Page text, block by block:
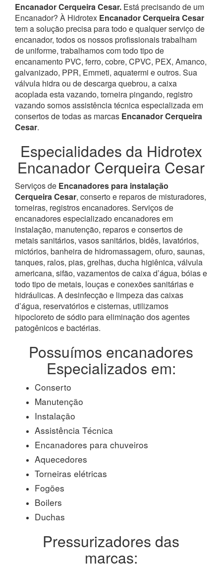
Encanador Cerqueira Cesar. Está precisando de um
Encanador? À Hidrotex Encanador Cerqueira Cesar
tem a solução precisa para todo e qualquer serviço de
encanador, todos os nossos profissionais trabalham
de uniforme, trabalhamos com todo tipo de
encanamento PVC, ferro, cobre, CPVC, PEX, Amanco,
galvanizado, PPR, Emmeti, aquatermi e outros. Sua
válvula hidra ou de descarga quebrou, a caixa
acoplada esta vazando, torneira pingando, registro
vazando somos assistência técnica especializada em
consertos de todas as marcas Encanador Cerqueira
Cesar.
Especialidades da Hidrotex
Encanador Cerqueira Cesar
Serviços de Encanadores para instalação
Cerqueira Cesar, conserto e reparos de misturadores,
torneiras, registros encanadores. Serviços de
encanadores especializado encanadores em
instalação, manutenção, reparos e consertos de
metais sanitários, vasos sanitários, bidês, lavatórios,
mictórios, banheira de hidromassagem, ofuro, saunas,
tanques, ralos, pias, grelhas, ducha higiênica, válvula
americana, sifão, vazamentos de caixa d’água, bóias e
todo tipo de metais, louças e conexões sanitárias e
hidráulicas. A desinfecção e limpeza das caixas
d’água, reservatórios e cisternas, utilizamos
hipocloreto de sódio para eliminação dos agentes
patogênicos e bactérias.
Possuímos encanadores
Especializados em:
Conserto
Manutenção
Instalação
Assistência Técnica
Encanadores para chuveiros
Aquecedores
Torneiras elétricas
Fogões
Boilers
Duchas
Pressurizadores das
marcas: